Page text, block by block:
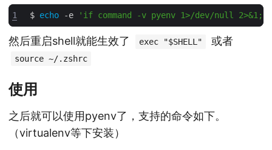
1 $ echo -e 'if command -v pyenv 1>/dev/null
然后重启shell就能生效了 exec "$SHELL" 或者
source ~/.zshrc
使用
之后就可以使用pyenv了，支持的命令如下。
（virtualenv等下安装）